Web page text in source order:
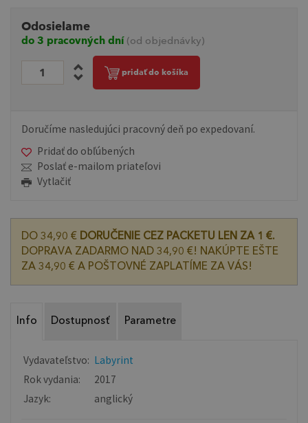
Odosielame
do 3 pracovných dní (od objednávky)
pridať do košíka
Doručíme nasledujúci pracovný deň po expedovaní.
Pridať do obľúbených
Poslať e-mailom priateľovi
Vytlačiť
DO 34,90 € DORUČENIE CEZ PACKETU LEN ZA 1 €.
DOPRAVA ZADARMO NAD 34,90 €! NAKÚPTE EŠTE
ZA 34,90 € A POŠTOVNÉ ZAPLATÍME ZA VÁS!
Info Dostupnosť Parametre
Vydavateľstvo: Labyrint
Rok vydania:
2017
Jazyk:
anglický